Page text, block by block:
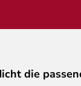
die